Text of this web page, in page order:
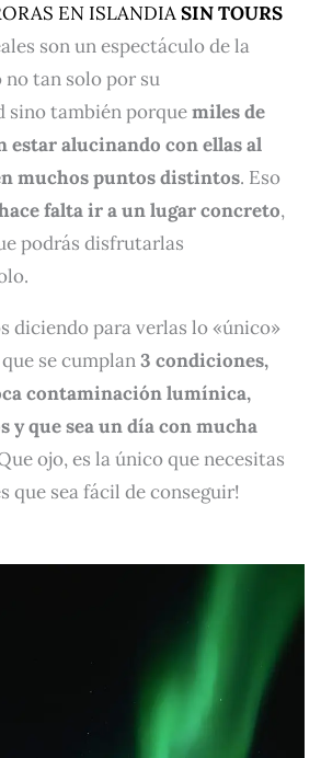
EN ISLANDIASIN TOURS
son un espectáculo de la
tan solo por su
sino también porquemiles de
estar alucinando con ellas al
muchos puntos distintos. Eso
falta ir a un lugar concreto,
podrás disfrutarlas
diciendo para verlas lo «único»
se cumplan3 condiciones,
contaminación lumínica,
y que sea un día con mucha
ojo, es la único que necesitas
que sea fácil de conseguir!